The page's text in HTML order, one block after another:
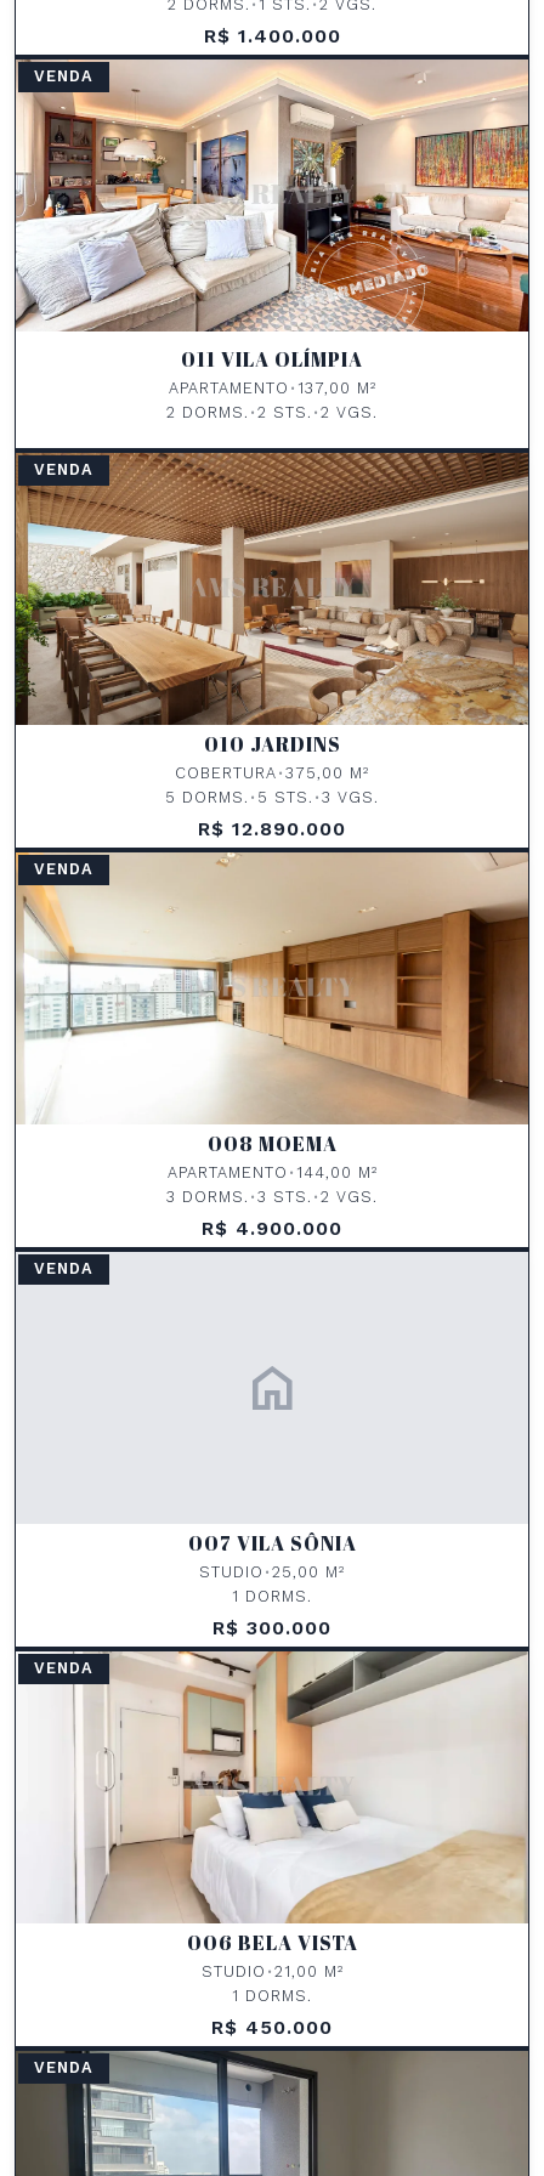
2 DORMS. • 1 STS. • 2 VGS.
R$ 1.400.000
VENDA
011 VILA OLÍMPIA
APARTAMENTO • 137,00 M²
2 DORMS. • 2 STS. • 2 VGS.
VENDA
010 JARDINS
COBERTURA • 375,00 M²
5 DORMS. • 5 STS. • 3 VGS.
R$ 12.890.000
VENDA
008 MOEMA
APARTAMENTO • 144,00 M²
3 DORMS. • 3 STS. • 2 VGS.
R$ 4.900.000
home
VENDA
007 VILA SÔNIA
STUDIO • 25,00 M²
1 DORMS.
R$ 300.000
VENDA
006 BELA VISTA
STUDIO • 21,00 M²
1 DORMS.
R$ 450.000
VENDA